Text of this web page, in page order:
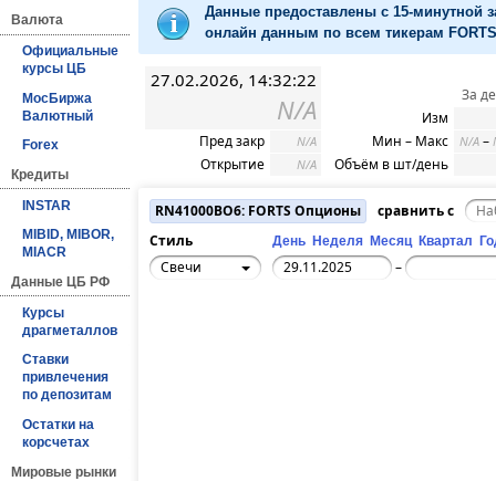
Валюта
Официальные
курсы ЦБ
МосБиржа
Валютный
Forex
Кредиты
INSTAR
MIBID, MIBOR,
MIACR
Данные ЦБ РФ
Курсы
драгметаллов
Ставки
привлечения
по депозитам
Остатки на
корсчетах
Мировые рынки
Данные предоставлены с 15-минутной
онлайн данным по всем тикерам
27.02.2026, 14:32:22
N/A
Пред закр N/A
Открытие N/A
За
Изм
Мин – Макс
N/A –
Объём в шт/день
RN41000BO6: FORTS Опционы
сравнить с
Стиль
День Неделя Месяц Квартал
Свечи –